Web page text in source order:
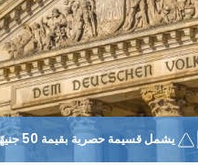
يشمل قسيمة حصرية بقيمة 50 جنيهًا إسترلينيًا